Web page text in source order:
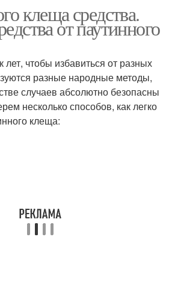
Клещ на розе
розе
Водка от паутинного
клеща
клеща средства.
от паутинного
лет, чтобы избавиться от разных
разные народные методы,
случаев абсолютно безопасны
несколько способов, как легко
клеща: